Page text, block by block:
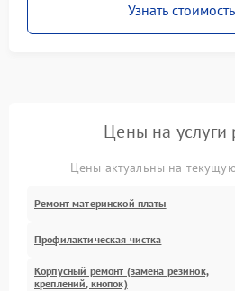
Узнать
Цены на услуги
Цены актуальны на
Ремонт материнской платы
Профилактическая чистка
Корпусный ремонт (замена резинок,
креплений, кнопок)